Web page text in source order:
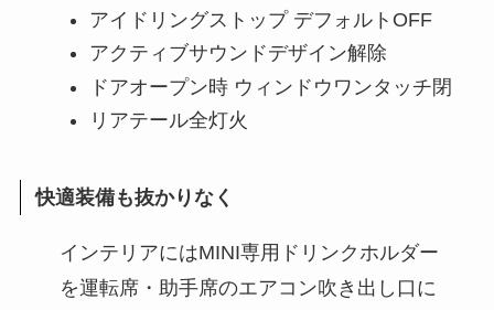
アイドリングストップ デフォルトOFF
アクティブサウンドデザイン解除
ドアオープン時 ウィンドウワンタッチ閉
リアテール全灯火
快適装備も抜かりなく
インテリアにはMINI専用ドリンクホルダー
を運転席・助手席のエアコン吹き出し口に